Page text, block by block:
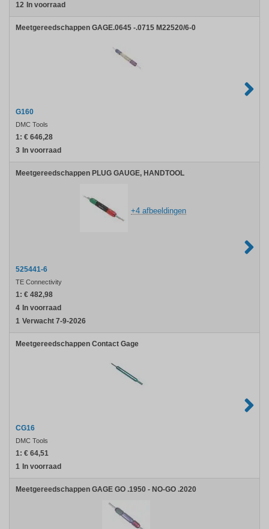
12 In voorraad
Meetgereedschappen GAGE.0645 -.0715 M22520/6-0
G160
DMC Tools
1: € 646,28
3 In voorraad
Meetgereedschappen PLUG GAUGE, HANDTOOL
+4 afbeeldingen
525441-6
TE Connectivity
1: € 482,98
4 In voorraad
1 Verwacht 7-9-2026
Meetgereedschappen Contact Gage
CG16
DMC Tools
1: € 64,51
1 In voorraad
Meetgereedschappen GAGE GO .1950 - NO-GO .2020